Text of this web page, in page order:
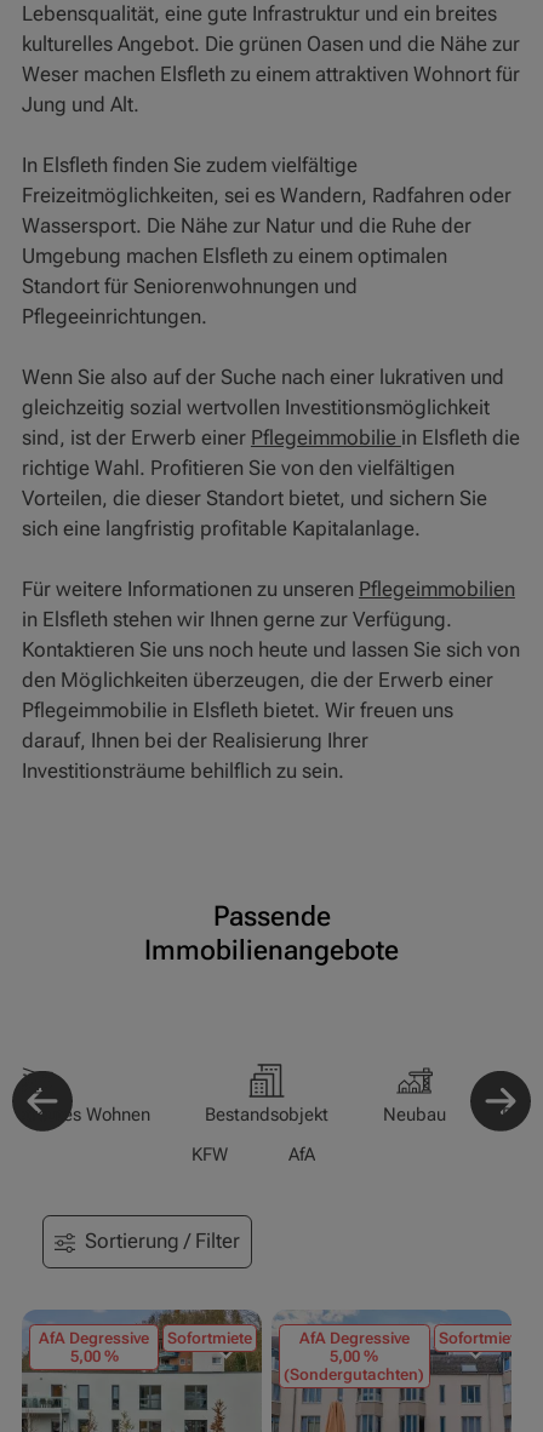
Lebensqualität, eine gute Infrastruktur und ein breites
kulturelles Angebot. Die grünen Oasen und die Nähe zur
Weser machen Elsfleth zu einem attraktiven Wohnort für
Jung und Alt.
In Elsfleth finden Sie zudem vielfältige
Freizeitmöglichkeiten, sei es Wandern, Radfahren oder
Wassersport. Die Nähe zur Natur und die Ruhe der
Umgebung machen Elsfleth zu einem optimalen
Standort für Seniorenwohnungen und
Pflegeeinrichtungen.
Wenn Sie also auf der Suche nach einer lukrativen und
gleichzeitig sozial wertvollen Investitionsmöglichkeit
sind, ist der Erwerb einer Pflegeimmobilie in Elsfleth die
richtige Wahl. Profitieren Sie von den vielfältigen
Vorteilen, die dieser Standort bietet, und sichern Sie
sich eine langfristig profitable Kapitalanlage.
Für weitere Informationen zu unseren Pflegeimmobilien
in Elsfleth stehen wir Ihnen gerne zur Verfügung.
Kontaktieren Sie uns noch heute und lassen Sie sich von
den Möglichkeiten überzeugen, die der Erwerb einer
Pflegeimmobilie in Elsfleth bietet. Wir freuen uns
darauf, Ihnen bei der Realisierung Ihrer
Investitionsträume behilflich zu sein.
Passende
Immobilienangebote
Wohnen Bestandsobjekt Neubau
KFW
AfA
Sortierung / Filter
AfA Degressive
5,00 %
Sofortmiete
AfA Degressive
5,00 %
(Sondergutachten)
Sofortmiete